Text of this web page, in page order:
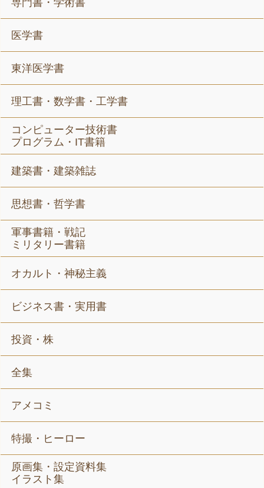
医学書
東洋医学書
理工書・数学書・工学書
コンピューター技術書
プログラム・IT書籍
建築書・建築雑誌
思想書・哲学書
軍事書籍・戦記
ミリタリー書籍
オカルト・神秘主義
ビジネス書・実用書
投資・株
全集
アメコミ
特撮・ヒーロー
原画集・設定資料集
イラスト集